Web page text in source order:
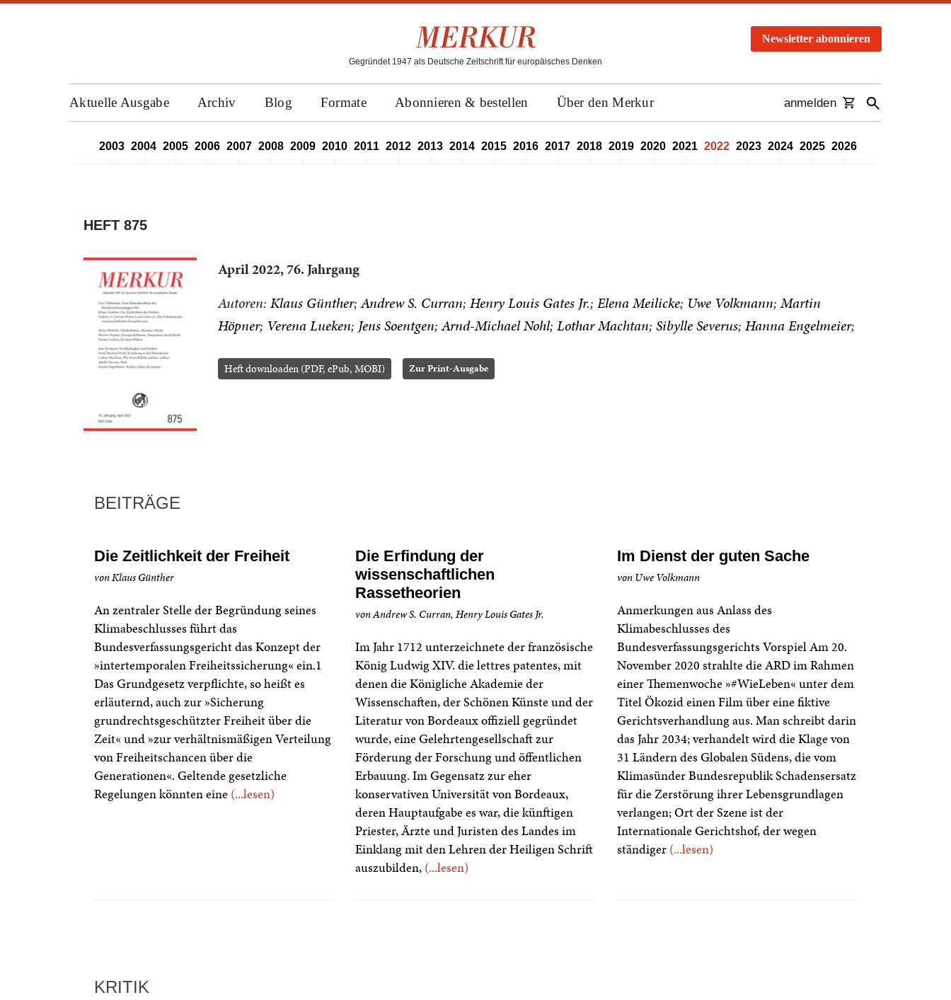
Gegründet 1947 als Deutsche Zeitschrift für europäisches Denken
Newsletter abonnieren
Aktuelle Ausgabe Archiv Blog Formate Abonnieren & bestellen Über den Merkur anmelden
2003 2004 2005 2006 2007 2008 2009 2010 2011 2012 2013 2014 2015 2016 2017 2018 2019 2020 2021 2022 2023 2024 2025 2026
HEFT 875
April 2022, 76. Jahrgang
Autoren: Klaus Günther Andrew S. Curran Henry Louis Gates Jr. Elena Meilicke Uwe Volkmann Martin
Höpner Verena Lueken Jens Soentgen Arnd-Michael Nohl Lothar Machtan Sibylle Severus Hanna Engelmeier
Heft downloaden (PDF, ePub, MOBI) Zur Print-Ausgabe
BEITRÄGE
Die Zeitlichkeit der Freiheit
von Klaus Günther
An zentraler Stelle der Begründung seines
Klimabeschlusses führt das
Bundesverfassungsgericht das Konzept der
»intertemporalen Freiheitssicherung« ein.1
Das Grundgesetz verpflichte, so heißt es
erläuternd, auch zur »Sicherung
grundrechtsgeschützter Freiheit über die
Zeit« und »zur verhältnismäßigen Verteilung
von Freiheitschancen über die
Generationen«. Geltende gesetzliche
Regelungen könnten eine (...lesen)
Die Erfindung der
wissenschaftlichen
Rassetheorien
von Andrew S. Curran, Henry Louis Gates Jr.
Im Jahr 1712 unterzeichnete der französische
König Ludwig XIV. die lettres patentes, mit
denen die Königliche Akademie der
Wissenschaften, der Schönen Künste und der
Literatur von Bordeaux offiziell gegründet
wurde, eine Gelehrtengesellschaft zur
Förderung der Forschung und öffentlichen
Erbauung. Im Gegensatz zur eher
konservativen Universität von Bordeaux,
deren Hauptaufgabe es war, die künftigen
Priester, Ärzte und Juristen des Landes im
Einklang mit den Lehren der Heiligen Schrift
auszubilden, (...lesen)
Im Dienst der guten Sache
von Uwe Volkmann
Anmerkungen aus Anlass des
Klimabeschlusses des
Bundesverfassungsgerichts Vorspiel Am 20.
November 2020 strahlte die ARD im Rahmen
einer Themenwoche »#WieLeben« unter dem
Titel Ökozid einen Film über eine fiktive
Gerichtsverhandlung aus. Man schreibt darin
das Jahr 2034; verhandelt wird die Klage von
31 Ländern des Globalen Südens, die vom
Klimasünder Bundesrepublik Schadensersatz
für die Zerstörung ihrer Lebensgrundlagen
verlangen; Ort der Szene ist der
Internationale Gerichtshof, der wegen
ständiger (...lesen)
KRITIK